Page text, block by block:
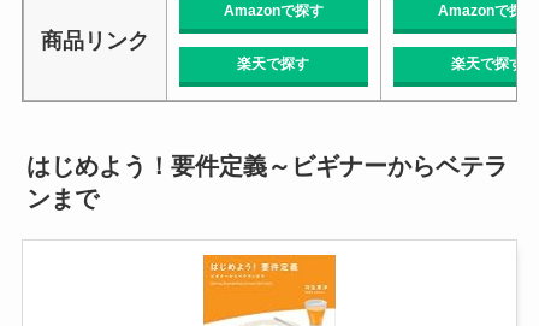
商品リンク
Amazonで探す
楽天で探す
Amazonで探す
楽天で探す
はじめよう！要件定義～ビギナーからベテラ
ンまで